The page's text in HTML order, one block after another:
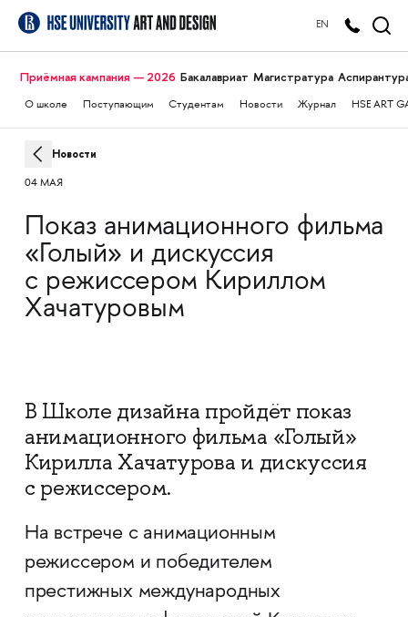
EN
Приёмная кампания — 2026 Бакалавриат Магистратура
О школе Поступающим Студентам Новости Журнал HSE ART
Новости
04 МАЯ
Показ анимационного фильма
«Голый» и дискуссия
с режиссером Кириллом
Хачатуровым
В Школе дизайна пройдёт показ
анимационного фильма «Голый»
Кирилла Хачатурова и дискуссия
с режиссером.
На встрече с анимационным
режиссером и победителем
престижных международных